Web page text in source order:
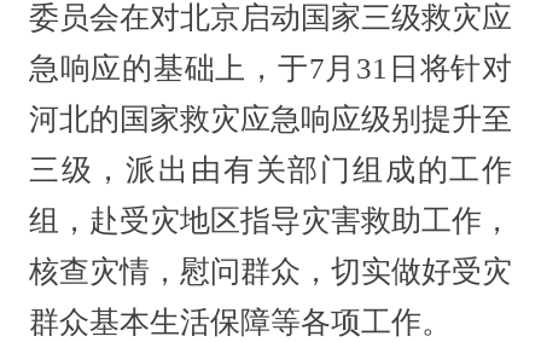
委员会在对北京启动国家三级救灾应
急响应的基础上，于7月31日将针对
河北的国家救灾应急响应级别提升至
三级，派出由有关部门组成的工作
组，赴受灾地区指导灾害救助工作，
核查灾情，慰问群众，切实做好受灾
群众基本生活保障等各项工作。